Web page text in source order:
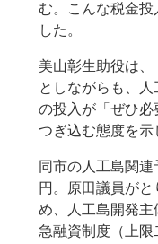
む。こんな税金投
した。
美山彰生助役は、
としながらも、
の投入が「ぜひ
つぎ込む態度を示
同市の人工島関
円。原田議員が
め、人工島開発
急融資制度（上限